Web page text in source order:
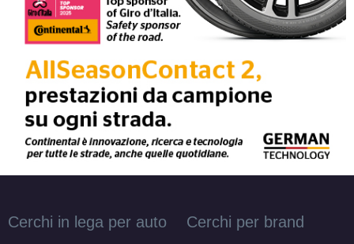
Cerchi in lega per auto Cerchi per brand